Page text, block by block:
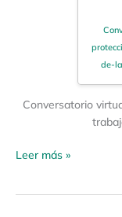
de-
Conversatorio
Leer más »